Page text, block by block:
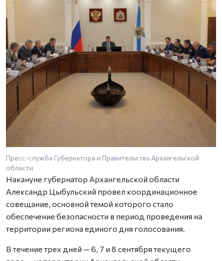
Пресс-служба Губернатора и Правительства Архангельской
области
Накануне губернатор Архангельской области
Александр Цыбульский провел координационное
совещание, основной темой которого стало
обеспечение безопасности в период проведения на
территории региона единого дня голосования.
В течение трех дней — 6, 7 и 8 сентября текущего